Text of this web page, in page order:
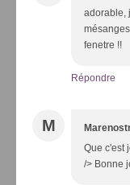
adorable,
fenetre !!
Répondre
M
Que c'est
/> Bonne